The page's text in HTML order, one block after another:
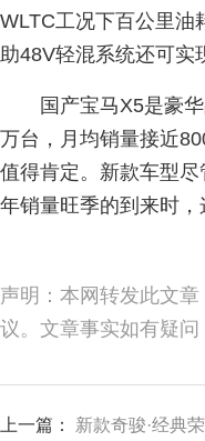
WLTC工况下百公里油
助48V轻混系统还可实
国产宝马X5是豪
万台，月均销量接近
值得肯定。新款车型
年销量旺季的到来时
声明：本网转发此文
议。文章事实如有疑
上一篇： 新款奇骏·经典